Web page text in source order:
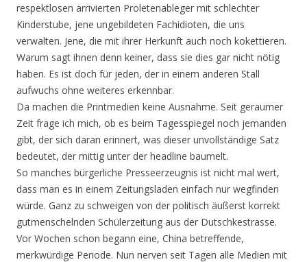
respektlosen arrivierten Proletenableger mit schlechter
Kinderstube, jene ungebildeten Fachidioten, die uns
verwalten. Jene, die mit ihrer Herkunft auch noch kokettieren.
Warum sagt ihnen denn keiner, dass sie dies gar nicht nötig
haben. Es ist doch für jeden, der in einem anderen Stall
aufwuchs ohne weiteres erkennbar.
Da machen die Printmedien keine Ausnahme. Seit geraumer
Zeit frage ich mich, ob es beim Tagesspiegel noch jemanden
gibt, der sich daran erinnert, was dieser unvollständige Satz
bedeutet, der mittig unter der headline baumelt.
So manches bürgerliche Presseerzeugnis ist nicht mal wert,
dass man es in einem Zeitungsladen einfach nur wegfinden
würde. Ganz zu schweigen von der politisch äußerst korrekt
gutmenschelnden Schülerzeitung aus der Dutschkestrasse.
Vor Wochen schon begann eine, China betreffende,
merkwürdige Periode. Nun nerven seit Tagen alle Medien mit